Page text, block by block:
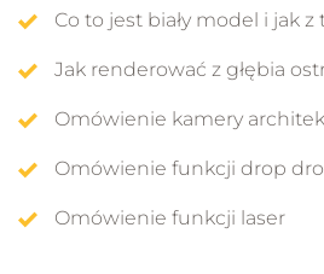
Co to jest biały model i jak
Jak renderować z głębia
Omówienie kamery
Omówienie funkcji drop
Omówienie funkcji laser